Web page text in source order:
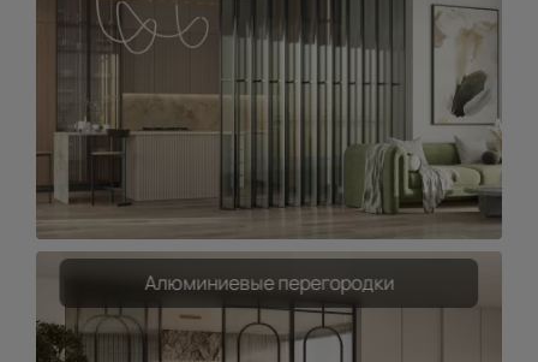
Алюминиевые перегородки